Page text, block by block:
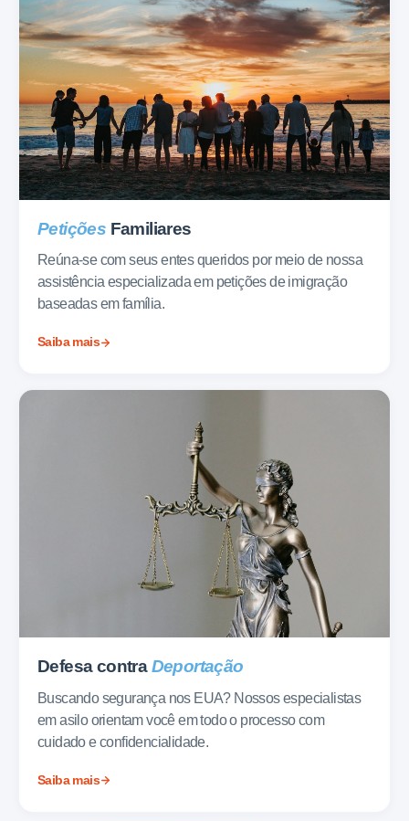
Petições Familiares
Reúna-se com seus entes queridos por meio de nossa
assistência especializada em petições de imigração
baseadas em família.
Saiba mais
Defesa contraDeportação
Buscando segurança nos EUA? Nossos especialistas
em asilo orientam você em todo o processo com
cuidado e confidencialidade.
Saiba mais